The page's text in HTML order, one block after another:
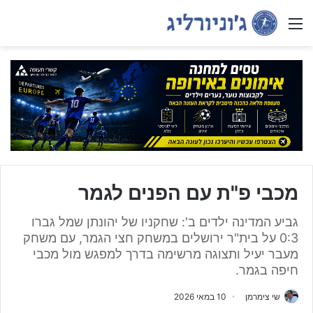
Menu
מכבי פ"ת עם הפנים לגמר
גביע המדינה ילדים ב': שחקניו של יהונתן שמל גברו
0:3 על בית"ר ירושלים במשחק חצי הגמר, עם משחק
מעבר יעיל ותצוגה מרשימה בדרך למפגש מול מכבי
חיפה בגמר.
שי צימרמן 10 במאי 2026